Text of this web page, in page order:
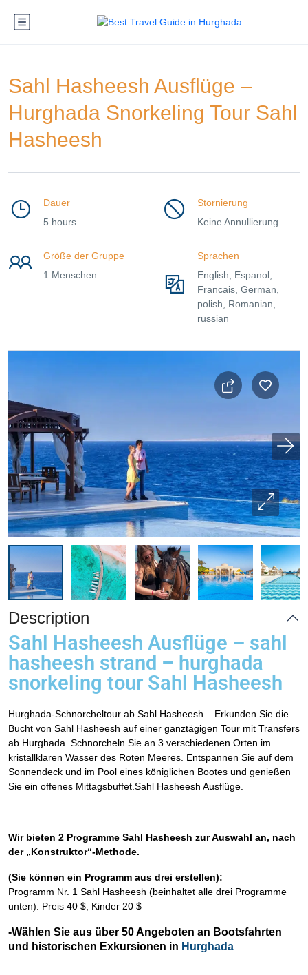
Sahl Hasheesh Ausflüge –
Hurghada Snorkeling Tour Sahl
Hasheesh
Dauer
5 hours
Stornierung
Keine Annullierung
Größe der Gruppe
1 Menschen
Sprachen
English, Espanol,
Francais, German,
polish, Romanian,
russian
Description
Sahl Hasheesh Ausflüge – sahl
hasheesh strand – hurghada
snorkeling tour Sahl Hasheesh
Hurghada-Schnorcheltour ab Sahl Hasheesh – Erkunden Sie die
Bucht von Sahl Hasheesh auf einer ganztägigen Tour mit Transfers
ab Hurghada. Schnorcheln Sie an 3 verschiedenen Orten im
kristallklaren Wasser des Roten Meeres. Entspannen Sie auf dem
Sonnendeck und im Pool eines königlichen Bootes und genießen
Sie ein offenes Mittagsbuffet.Sahl Hasheesh Ausflüge.
Wir bieten 2 Programme Sahl Hasheesh zur Auswahl an, nach
der „Konstruktor“-Methode.
(Sie können ein Programm aus drei erstellen):
Programm Nr. 1 Sahl Hasheesh (beinhaltet alle drei Programme
unten). Preis 40 $, Kinder 20 $
-Wählen Sie aus über 50 Angeboten an Bootsfahrten
und historischen Exkursionen in Hurghada